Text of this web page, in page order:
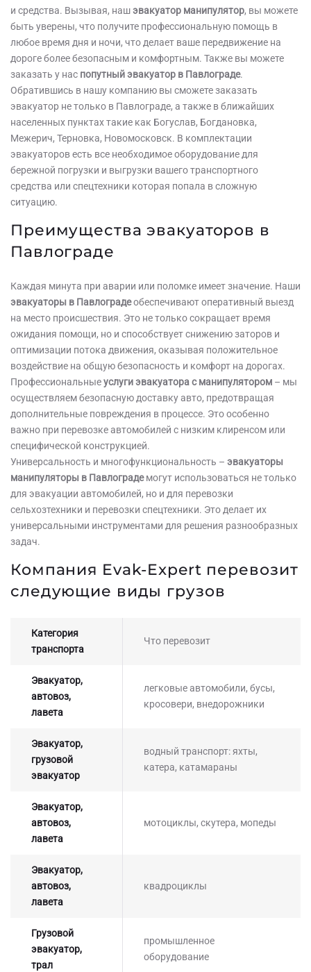
и средства. Вызывая, нашэвакуатор манипулятор, вы можете
быть уверены, что получите профессиональную помощь в
любое время дня и ночи, что делает ваше передвижение на
дороге более безопасным и комфортным. Также вы можете
заказать у нас попутный эвакуатор в Павлограде.
Обратившись в нашу компанию вы сможете заказать
эвакуатор не только в Павлограде, а также в ближайших
населенных пунктах такие как Богуслав, Богдановка,
Межерич, Терновка, Новомосковск. В комплектации
эвакуаторов есть все необходимое оборудование для
бережной погрузки и выгрузки вашего транспортного
средства или спецтехники которая попала в сложную
ситуацию.
Преимущества эвакуаторов в
Павлограде
Каждая минута при аварии или поломке имеет значение. Наши
эвакуаторы в Павлоградеобеспечивают оперативный выезд
на место происшествия. Это не только сокращает время
ожидания помощи, но и способствует снижению заторов и
оптимизации потока движения, оказывая положительное
воздействие на общую безопасность и комфорт на дорогах.
Профессиональныеуслуги эвакуатора с манипулятором – мы
осуществляем безопасную доставку авто, предотвращая
дополнительные повреждения в процессе. Это особенно
важно при перевозке автомобилей с низким клиренсом или
специфической конструкцией.
Универсальность и многофункциональность – эвакуаторы
манипуляторы в Павлоградемогут использоваться не только
для эвакуации автомобилей, но и для перевозки
сельхозтехники и перевозки спецтехники. Это делает их
универсальными инструментами для решения разнообразных
задач.
Компания Evak-Expert перевозит
следующие виды грузов
Категория
транспорта
Что перевозит
Эвакуатор,
автовоз,
лавета
легковые автомобили, бусы,
кросовери, внедорожники
Эвакуатор,
грузовой
эвакуатор
водный транспорт: яхты,
катера, катамараны
Эвакуатор,
автовоз,
лавета
мотоциклы, скутера, мопеды
Эвакуатор,
автовоз,
лавета
квадроциклы
Грузовой
эвакуатор,
трал
промышленное
оборудование